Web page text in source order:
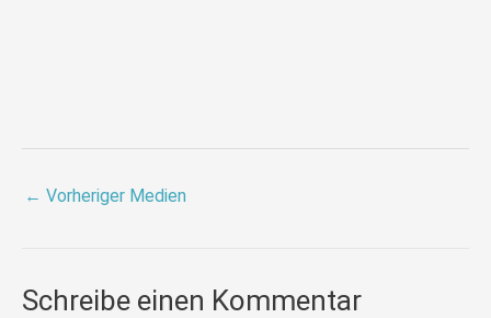
← Vorheriger Medien
Schreibe einen Kommentar